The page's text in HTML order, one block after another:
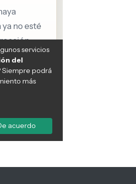
pacientes en espera de
Río Negro exigen soluciones
urgentes
NOTICIAS